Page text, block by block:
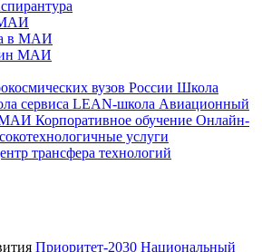
в МАИ
МАИ
вузов России Школа
сервиса LEAN-школа Авиационный
МАИ Корпоративное обучение Онлайн-
услуги
трансфера технологий
Приоритет-2030 Национальный